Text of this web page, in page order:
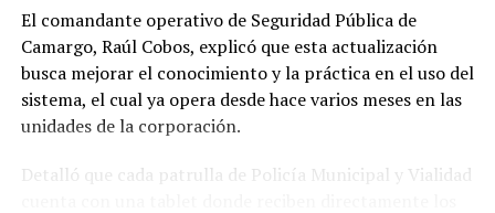
El comandante operativo de Seguridad Pública de
Camargo, Raúl Cobos, explicó que esta actualización
busca mejorar el conocimiento y la práctica en el uso del
sistema, el cual ya opera desde hace varios meses en las
unidades de la corporación.
Detalló que cada patrulla de Policía Municipal y Vialidad